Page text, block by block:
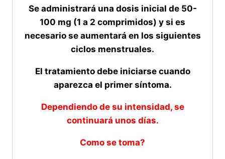
Se administrará una dosis inicial de 50-
100 mg (1 a 2 comprimidos) y si es
necesario se aumentará en los siguientes
ciclos menstruales.
El tratamiento debe iniciarse cuando
aparezca el primer síntoma.
Dependiendo de su intensidad, se
continuará unos días.
Como se toma?